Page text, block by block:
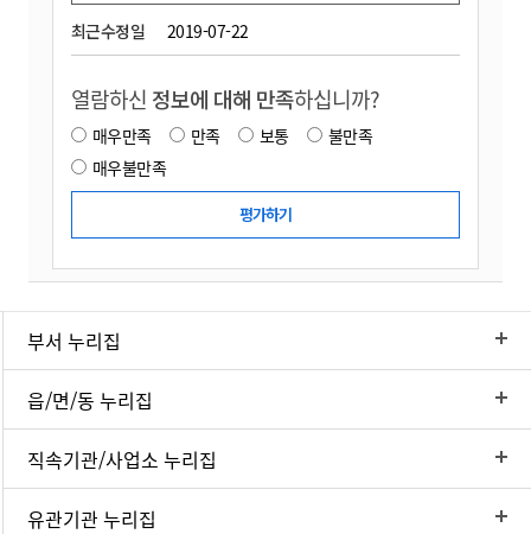
최근수정일 2019-07-22
열람하신 정보에 대해 만족하십니까?
매우만족 만족 보통
불만족
매우불만족
부서 누리집
읍/면/동 누리집
직속기관/사업소 누리집
유관기관 누리집